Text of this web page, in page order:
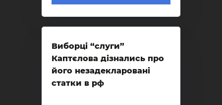
Виборці “слуги”
Каптєлова дізнались про
його незадекларовані
статки в рф